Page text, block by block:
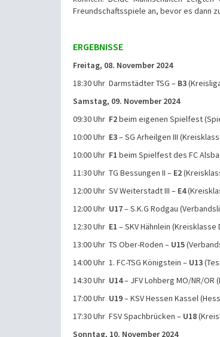
Freundschaftsspiele an, bevor es dann
ERGEBNISSE
Freitag, 08. November 2024
18:30 Uhr Darmstädter TSG – B3
Samstag, 09. November 2024
09:30 Uhr F2beim eigenen Spielfest
10:00 Uhr E3– SG Arheilgen III
10:00 Uhr F1 beim Spielfest des FC
11:30 Uhr TG Bessungen II – E2
12:00 Uhr SV Weiterstadt III – E4
12:00 Uhr U17– S.K.G Rodgau
12:30 Uhr E1 – SKV Hähnlein
13:00 Uhr TS Ober-Roden – U15
14:00 Uhr 1. FC-TSG Königstein – U13
14:30 Uhr U14– JFV Lohberg MO/NR/
17:00 Uhr U19– KSV Hessen Kassel
17:30 Uhr FSV Spachbrücken – U18
Sonntag, 10. November 2024